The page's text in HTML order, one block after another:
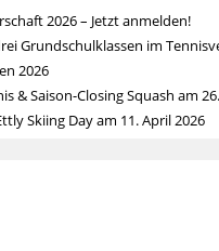
2026 – Jetzt anmelden!
Grundschulklassen im
2026
& Saison-Closing Squash am
Skiing Day am 11. April 2026